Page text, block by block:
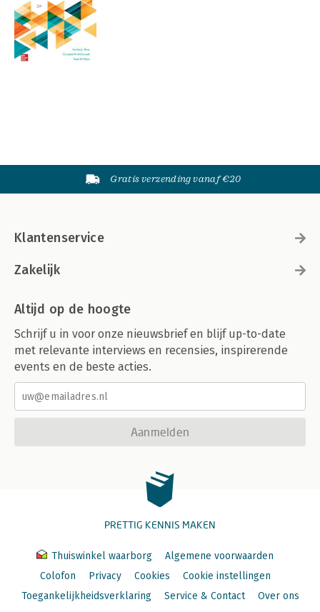
Gratis verzending vanaf €20
Klantenservice
Zakelijk
Altijd op de hoogte
Schrijf u in voor onze nieuwsbrief en blijf up-to-date
met relevante interviews en recensies, inspirerende
events en de beste acties.
Aanmelden
PRETTIG KENNIS MAKEN
Thuiswinkel waarborg
Algemene voorwaarden
Colofon
Privacy Cookies
Cookie instellingen
Toegankelijkheidsverklaring
Service & Contact Over ons